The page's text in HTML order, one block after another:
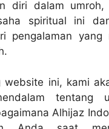
diri dalam umroh,
spiritual ini
pengalaman yang
website ini, kami
tentang
Alhijaz